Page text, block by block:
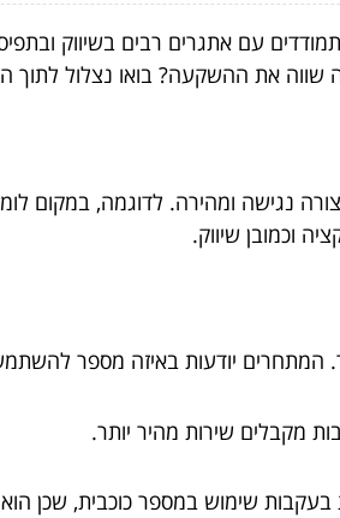
עם אתגרים רבים בשיווק
את ההשקעה? בואו נצלול לתוך
וכמובן שיווק.
המתחרים יודעות באיזה מספר
מקבלים שירות מהיר יותר.
שימוש במספר כוכבית, שכן